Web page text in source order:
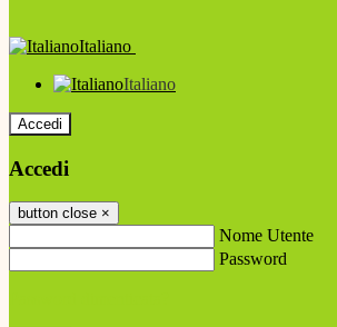
Italiano
Italiano
Accedi
Accedi
button close ×
Nome Utente
Password